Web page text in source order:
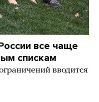
все чаще
спискам
вводится